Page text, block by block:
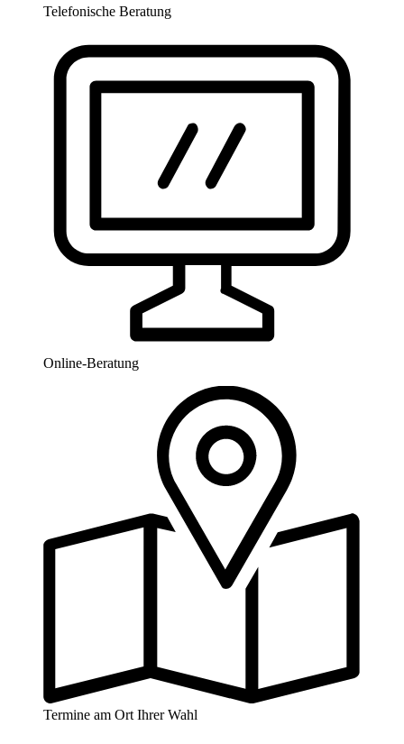
Telefonische Beratung
Online-Beratung
Termine am Ort Ihrer Wahl